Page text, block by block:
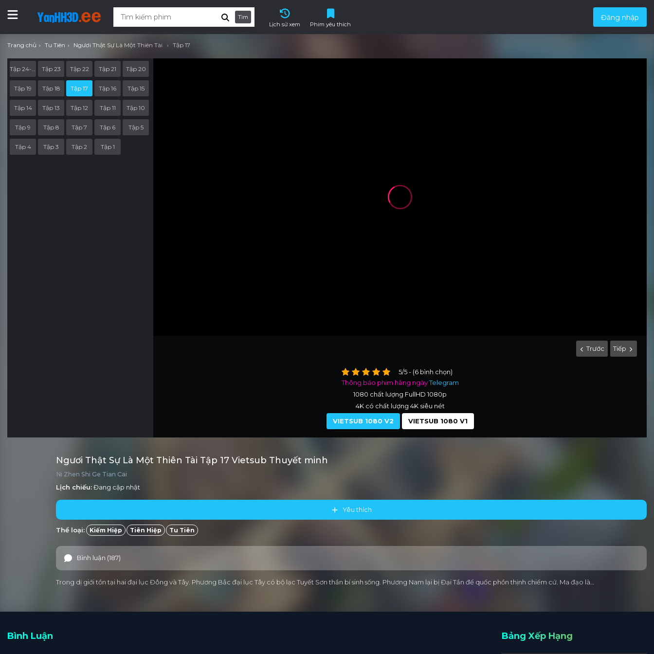
Tìm
Lịch sử xem
Phim yêu thích
Đăng nhập
Trang chủ Tu Tiên Ngươi Thật Sự Là Một Thiên Tài Tập 17
Trước Tiếp
5/5 - (6 bình chọn)
Thông báo phim hằng ngàyTelegram
1080 chất lượng FullHD 1080p
4K có chất lượng 4K siêu nét
VIETSUB 1080 V2
VIETSUB 1080 V1
Tập 23 Tập 22 Tập 21 Tập 20
Tập 19 Tập 18 Tập 17 Tập 16 Tập 15
Tập 14 Tập 13 Tập 12 Tập 11 Tập 10
Tập 9 Tập 8 Tập 7 Tập 6 Tập 5
Tập 4 Tập 3 Tập 2 Tập 1
Ngươi Thật Sự Là Một Thiên Tài Tập 17 Vietsub Thuyết minh
Ni Zhen Shi Ge Tian Cai
Lịch chiếu:Đang cập nhật
Yêu thích
Thể loại: Kiếm Hiệp Tiên Hiệp Tu Tiên
Bình luận (187)
Trong dị giới tồn tại hai đại lục Đông và Tây. Phương Bắc đại lục Tây có bộ lạc Tuyết Sơn thần bí sinh sống. Phương Nam lại bị Đại Tần đế quốc phồn thịnh chiếm cứ. Ma đạo là…
Bình Luận Bảng Xếp Hạng